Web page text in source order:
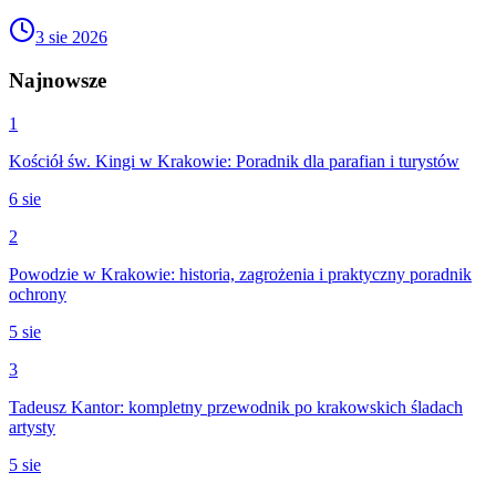
3 sie 2026
Najnowsze
1
Kościół św. Kingi w Krakowie: Poradnik dla parafian i turystów
6 sie
2
Powodzie w Krakowie: historia, zagrożenia i praktyczny poradnik
ochrony
5 sie
3
Tadeusz Kantor: kompletny przewodnik po krakowskich śladach
artysty
5 sie